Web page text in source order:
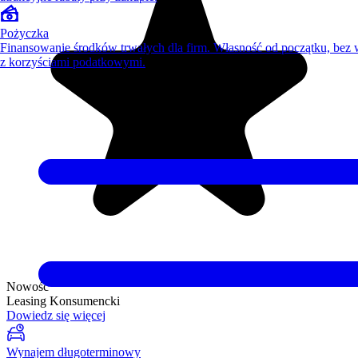
Nowość
Leasing Konsumencki
Dowiedz się więcej
Wynajem długoterminowy
Pożyczka
Finansowanie środków trwałych dla firm. Własność od początku, bez
z korzyściami podatkowymi.